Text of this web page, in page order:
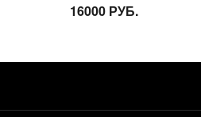
16000 РУБ.